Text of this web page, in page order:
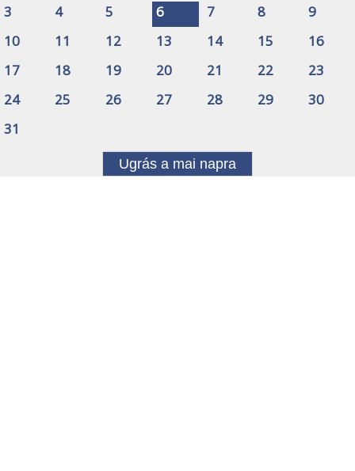
3
4 5 6 7 8
9
10
11 12 13 14 15
16
17
18 19 20 21 22
23
24
25 26 27 28 29
30
31
Ugrás a mai napra